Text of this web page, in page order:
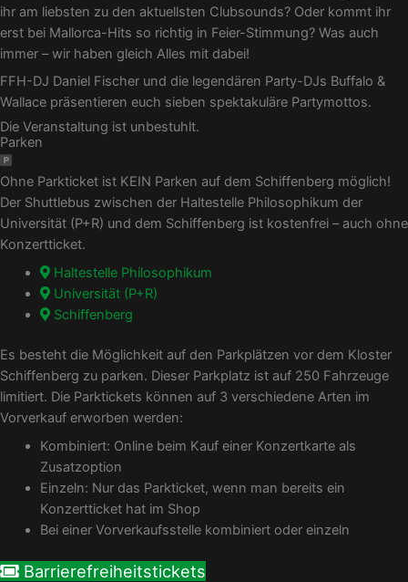
ihr am liebsten zu den aktuellsten Clubsounds? Oder kommt ihr
erst bei Mallorca-Hits so richtig in Feier-Stimmung? Was auch
immer – wir haben gleich Alles mit dabei!
FFH-DJ Daniel Fischer und die legendären Party-DJs Buffalo &
Wallace präsentieren euch sieben spektakuläre Partymottos.
Die Veranstaltung ist unbestuhlt.
Parken
Ohne Parkticket ist KEIN Parken auf dem Schiffenberg möglich!
Der Shuttlebus zwischen der Haltestelle Philosophikum der
Universität (P+R) und dem Schiffenberg ist kostenfrei – auch ohne
Konzertticket.
Haltestelle Philosophikum
Universität (P+R)
Schiffenberg
Es besteht die Möglichkeit auf den Parkplätzen vor dem Kloster
Schiffenberg zu parken. Dieser Parkplatz ist auf 250 Fahrzeuge
limitiert. Die Parktickets können auf 3 verschiedene Arten im
Vorverkauf erworben werden:
Kombiniert: Online beim Kauf einer Konzertkarte als
Zusatzoption
Einzeln: Nur das Parkticket, wenn man bereits ein
Konzertticket hat im Shop
Bei einer Vorverkaufsstelle kombiniert oder einzeln
Barrierefreiheitstickets